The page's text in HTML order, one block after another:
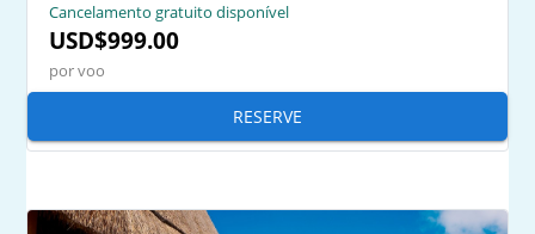
Cancelamento gratuito disponível
USD$999.00
por voo
RESERVE